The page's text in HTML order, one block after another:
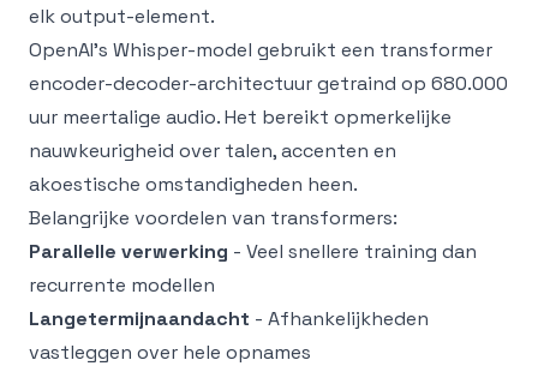
elk output-element.
OpenAI's Whisper-model gebruikt een transformer
encoder-decoder-architectuur getraind op 680.000
uur meertalige audio. Het bereikt opmerkelijke
nauwkeurigheid over talen, accenten en
akoestische omstandigheden heen.
Belangrijke voordelen van transformers:
Parallelle verwerking - Veel snellere training dan
recurrente modellen
Langetermijnaandacht - Afhankelijkheden
vastleggen over hele opnames